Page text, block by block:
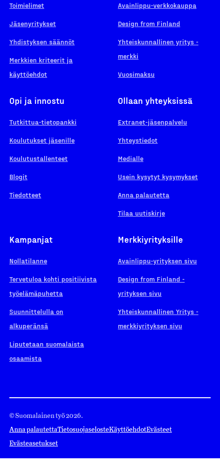
Toimielimet
Jäsenyritykset
Yhdistyksen säännöt
Merkkien kriteerit ja
käyttöehdot
Avainlippu-verkkokauppa
Design from Finland
Yhteiskunnallinen yritys -
merkki
Vuosimaksu
Opi ja innostu
Tutkittua-tietopankki
Koulutukset jäsenille
Koulutustallenteet
Blogit
Tiedotteet
Ollaan yhteyksissä
Extranet-jäsenpalvelu
Yhteystiedot
Medialle
Usein kysytyt kysymykset
Anna palautetta
Tilaa uutiskirje
Kampanjat
Nollatilanne
Tervetuloa kohti positiivista
työelämäpuhetta
Suunnittelulla on
alkuperänsä
Liputetaan suomalaista
osaamista
Merkkiyrityksille
Avainlippu-yrityksen sivu
Design from Finland -
yrityksen sivu
Yhteiskunnallinen Yritys -
merkkiyrityksen sivu
© Suomalainen työ 2026.
Anna palautettaTietosuojaselosteKäyttöehdotEvästeet
Evästeasetukset